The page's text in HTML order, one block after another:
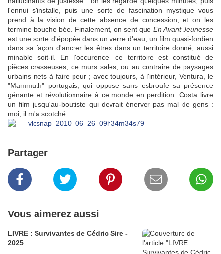
l'ennui s'installe, puis une sorte de fascination mystique vous
prend à la vision de cette absence de concession, et on les
termine bouche bée. Finalement, on sent que En Avant Jeunesse
est une sorte d'épopée dans un verre d'eau, un film quasi-fordien
dans sa façon d'ancrer les êtres dans un territoire donné, aussi
minable soit-il. En l'occurence, ce territoire est constitué de
pièces crasseuses, de murs sales, ou au contraire de paysages
urbains nets à faire peur ; avec toujours, à l'intérieur, Ventura, le
"Mammuth" portugais, qui oppose sans esbroufe sa présence
génante et révolutionnaire à ce monde en perdition. Costa livre
un film jusqu'au-boutiste qui devrait énerver pas mal de gens :
moi, il m'a scotché.
Partager
Vous aimerez aussi
LIVRE : Survivantes de Cédric Sire -
2025